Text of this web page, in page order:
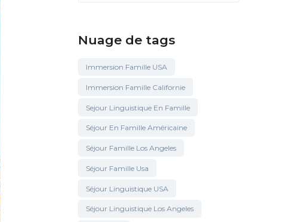
Nuage de tags
Immersion Famille USA
Immersion Famille Californie
Sejour Linguistique En Famille
Séjour En Famille Américaine
Séjour Famille Los Angeles
Séjour Famille Usa
Séjour Linguistique USA
Séjour Linguistique Los Angeles